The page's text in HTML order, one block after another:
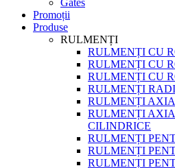
Gates
Promoții
Produse
RULMENȚI
RULMENȚI CU
RULMENȚI CU
RULMENȚI CU
RULMENȚI
RULMENȚI
RULMENȚI
CILINDRICE
RULMENȚI
RULMENȚI
RULMENȚI